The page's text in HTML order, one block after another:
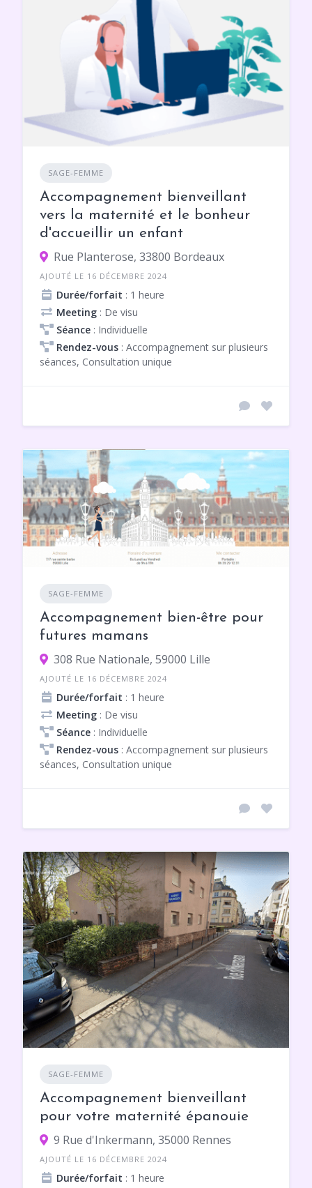
SAGE-FEMME
Accompagnement bienveillant
vers la maternité et le bonheur
d'accueillir un enfant
Rue Planterose, 33800 Bordeaux
AJOUTÉ LE 16 DÉCEMBRE 2024
Durée/forfait : 1 heure
Meeting : De visu
Séance : Individuelle
Rendez-vous : Accompagnement sur plusieurs
séances, Consultation unique
SAGE-FEMME
Accompagnement bien-être pour
futures mamans
308 Rue Nationale, 59000 Lille
AJOUTÉ LE 16 DÉCEMBRE 2024
Durée/forfait : 1 heure
Meeting : De visu
Séance : Individuelle
Rendez-vous : Accompagnement sur plusieurs
séances, Consultation unique
SAGE-FEMME
Accompagnement bienveillant
pour votre maternité épanouie
9 Rue d'Inkermann, 35000 Rennes
AJOUTÉ LE 16 DÉCEMBRE 2024
Durée/forfait : 1 heure